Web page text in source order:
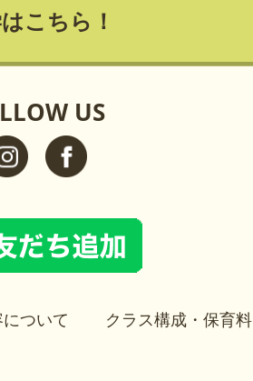
こちら！
US
ついて クラス構成・保育料